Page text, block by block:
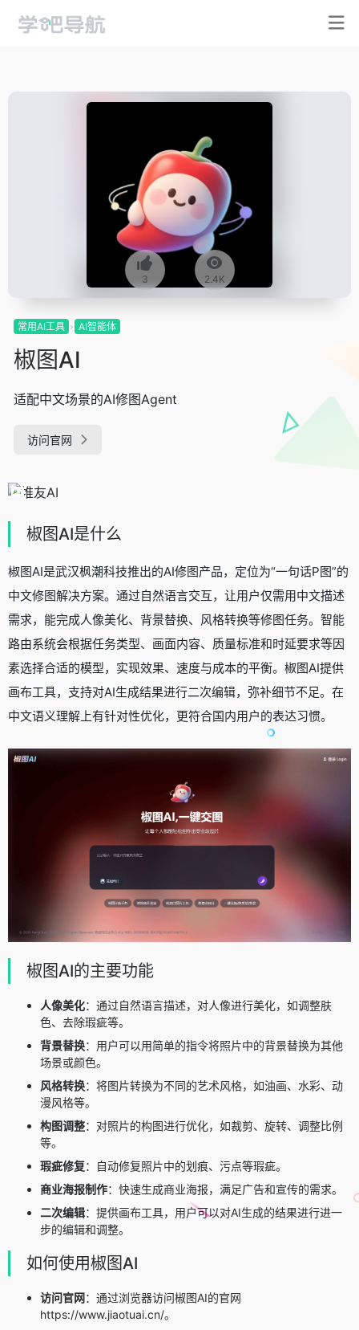
3 2.4K
常用AI工具 AI智能体
椒图AI
适配中文场景的AI修图Agent
访问官网
椒图AI是什么
椒图AI是武汉枫潮科技推出的AI修图产品，定位为“一句话P图”的
中文修图解决方案。通过自然语言交互，让用户仅需用中文描述
需求，能完成人像美化、背景替换、风格转换等修图任务。智能
路由系统会根据任务类型、画面内容、质量标准和时延要求等因
素选择合适的模型，实现效果、速度与成本的平衡。椒图AI提供
画布工具，支持对AI生成结果进行二次编辑，弥补细节不足。在
中文语义理解上有针对性优化，更符合国内用户的表达习惯。
椒图AI的主要功能
人像美化：通过自然语言描述，对人像进行美化，如调整肤
色、去除瑕疵等。
背景替换：用户可以用简单的指令将照片中的背景替换为其他
场景或颜色。
风格转换：将图片转换为不同的艺术风格，如油画、水彩、动
漫风格等。
构图调整：对照片的构图进行优化，如裁剪、旋转、调整比例
等。
瑕疵修复：自动修复照片中的划痕、污点等瑕疵。
商业海报制作：快速生成商业海报，满足广告和宣传的需求。
二次编辑：提供画布工具，用户可以对AI生成的结果进行进一
步的编辑和调整。
如何使用椒图AI
访问官网：通过浏览器访问椒图AI的官网
https://www.jiaotuai.cn/。